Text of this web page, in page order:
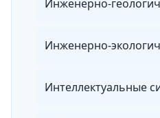
Инженерно-